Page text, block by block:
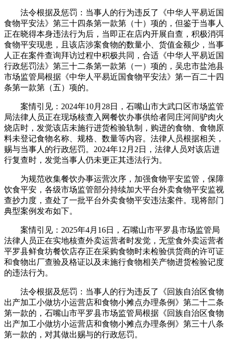
法令根据及惩罚：当事人的行为违反了《中华人平易近国
食物平安法》第三十四条第一款第（十）项的，但鉴于当事人
正在晓得本身违法行为后，当即正在店内开展自查，积极消弭
食物平安现患，且该店涉案食物的数量小、货值金额少，当事
人正在案件查询拜访过程中积极共同，合适《中华人平易近国
行政惩罚法》第三十二条第一款第（一）项的，吴忠市盐池县
市场监管局根据《中华人平易近国食物平安法》第一百二十四
条第一款第（五）项的。
案情引见：2024年10月28日，石嘴山市大武口区市场监管
局法律人员正在现场核查入网餐饮办事供给者同庄河间驴肉火
烧店时，发觉该店未施行进货检验轨制，购进的食物、食物原
料未登记食物名称、规格、数量等内容。法律人员根据相关，
赐与当事人的行政惩罚。2024年12月2日，法律人员对该店进
行复查时，发觉当事人仍未更正其违法行为。
为规范收集餐饮办事运营次序，加强食物平安监管，保障
饮食平安，各级市场监管部分持续加大平台外卖食物平安监视
查抄力度，查处了一批平台外卖食物平安违法案件。现将部门
典型案例发布如下。
案情引见：2025年4月16日，石嘴山市平罗县市场监管局
法律人员正在实地核查外卖运营者时发觉，无堂食外卖运营者
平罗县鲜食坊餐饮店存正在采购食物时未检验供货商的许可证
和食物出厂查验及格证以及未施行食物相关产物进货检验记度
的违法行为。
法令根据及惩罚：当事人的行为违反了《回族自治区食物
出产加工小做坊小运营店和食物小摊点办理条例》第二十二条
第一款的，石嘴山市平罗县市场监管局根据《回族自治区食物
出产加工小做坊小运营店和食物小摊点办理条例》第三十八条
第一款的，对其做出赐与的行政惩罚。